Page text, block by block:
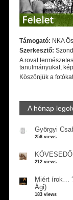
Támogató: NKA
Szerkesztő:
A rovat
tanulmányukat,
Köszönjük a
A hónap
Györgyi
256 views
212 views
Miért írok…
Ági)
183 views